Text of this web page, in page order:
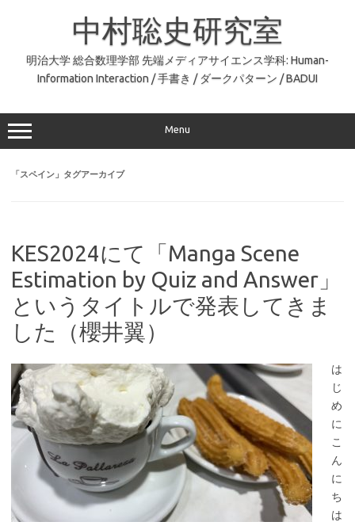
中村聡史研究室
明治大学 総合数理学部 先端メディアサイエンス学科: Human-
Information Interaction / 手書き / ダークパターン / BADUI
Menu
「スペイン 」タグアーカイブ
KES2024にて「Manga Scene
Estimation by Quiz and Answer」
というタイトルで発表してきま
した（櫻井翼）
は
じ
め
に
こ
ん
に
ち
は